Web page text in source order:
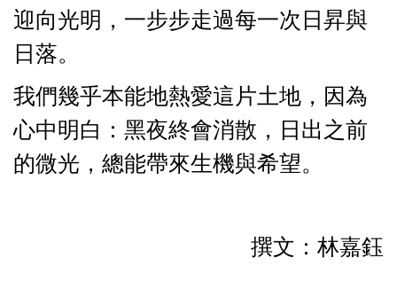
迎向光明，一步步走過每一次日昇與
日落。
我們幾乎本能地熱愛這片土地，因為
心中明白：黑夜終會消散，日出之前
的微光，總能帶來生機與希望。
撰文：林嘉鈺